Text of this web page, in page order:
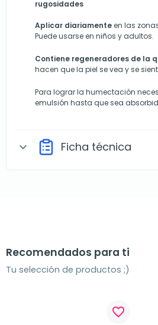
rugosidades
Aplicar diariamenteen las
Puede usarse en niños y adultos.
Contiene regeneradores de la
hacen que la piel se vea y se
Para lograr la humectación
emulsión hasta que sea
expand_more Ficha técnica
Recomendados para ti
Tu selección de productos ;)
favorite_border